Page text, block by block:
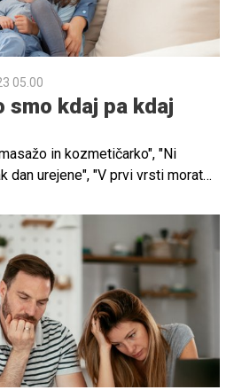
in da poskušamo pomagati po
05.00
smo kdaj pa kdaj
in kozmetičarko", "Ni
dan urejene", "V prvi vrsti morate
poslušala.